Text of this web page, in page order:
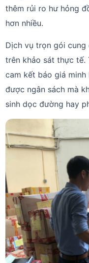
thêm rủi ro hư hỏng
hơn nhiều.
Dịch vụ trọn gói
trên khảo sát thực tế.
cam kết báo giá minh
được ngân sách mà
sinh dọc đường hay